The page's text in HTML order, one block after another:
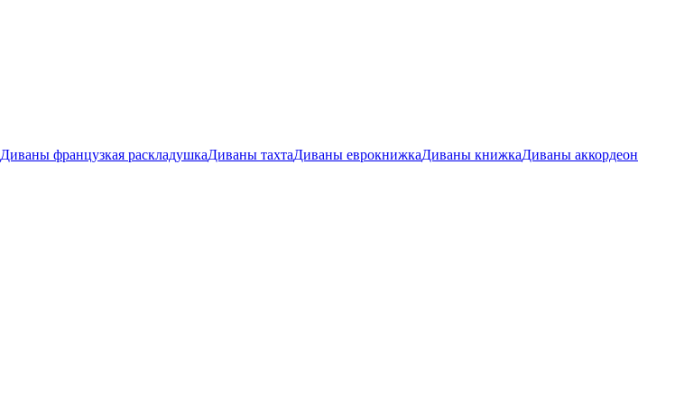
Диваны французкая раскладушкаДиваны тахтаДиваны еврокнижкаДиваны книжкаДиваны аккордеон